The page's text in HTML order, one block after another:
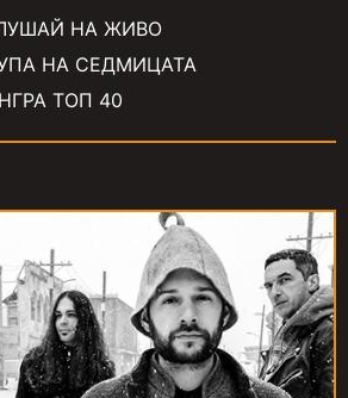
НА ЖИВО
НА СЕДМИЦАТА
ТОП 40